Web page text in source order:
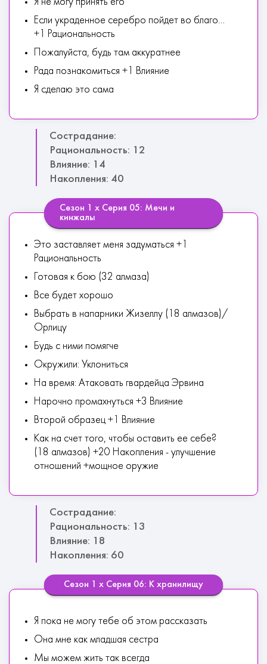
Я не могу принять его
Если украденное серебро пойдет во благо...
+1 Рациональность
Пожалуйста, будь там аккуратнее
Рада познакомиться +1 Влияние
Я сделаю это сама
Сострадание:
Рациональность: 12
Влияние: 14
Накопления: 40
Сезон 1 х Серия 05: Мечи и
кинжалы
Это заставляет меня задуматься +1
Рациональность
Готовая к бою (32 алмаза)
Все будет хорошо
Выбрать в напарники Жизеллу (18 алмазов)/
Орлицу
Будь с ними помягче
Окружили: Уклониться
На время: Атаковать гвардейца Эрвина
Нарочно промахнуться +3 Влияние
Второй образец +1 Влияние
Как на счет того, чтобы оставить ее себе?
(18 алмазов) +20 Накопления - улучшение
отношений +мощное оружие
Сострадание:
Рациональность: 13
Влияние: 18
Накопления: 60
Сезон 1 х Серия 06: К хранилищу
Я пока не могу тебе об этом рассказать
Она мне как младшая сестра
Мы можем жить так всегда